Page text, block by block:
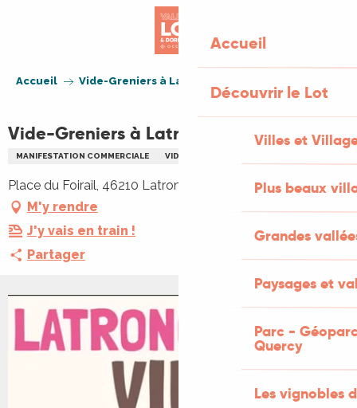
Accueil
Découvrir le Lot
Villes et
Plus beaux
Grandes
Paysages et
Parc -
Quercy
Les vignobles
Accueil Vide-Greniers à Latronquière
Vide-Greniers à Latronquière
MANIFESTATION COMMERCIALE VIDE GRENIERS BRADERIE
Place du Foirail, 46210 Latronquière, 46210 Latronquière
M'y rendre
J'y vais en train !
Partager